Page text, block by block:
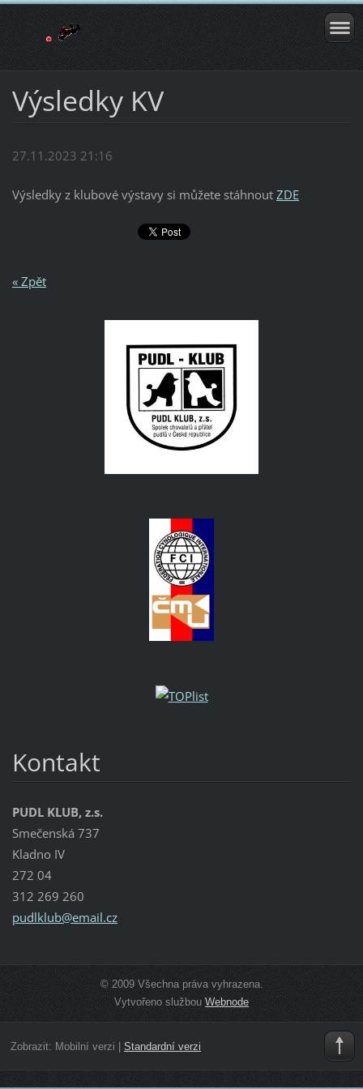
Výsledky KV
27.11.2023 21:16
Výsledky z klubové výstavy si můžete stáhnout ZDE
« Zpět
Kontakt
PUDL KLUB, z.s.
Smečenská 737
Kladno IV
272 04
312 269 260
pudlklub@email.cz
© 2009 Všechna práva vyhrazena.
Vytvořeno službou Webnode
Zobrazit: Mobilní verzi Standardní verzi